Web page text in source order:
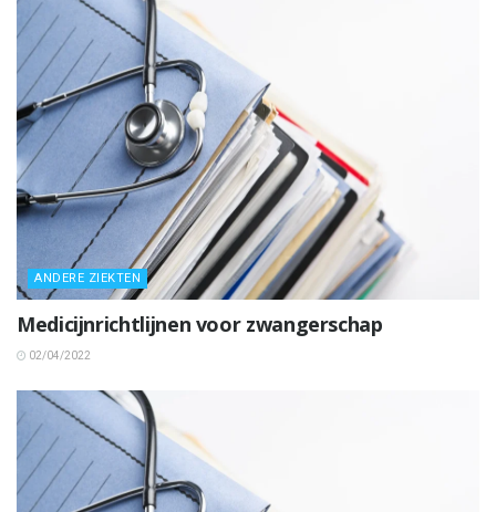
ANDERE ZIEKTEN
Medicijnrichtlijnen voor zwangerschap
02/04/2022